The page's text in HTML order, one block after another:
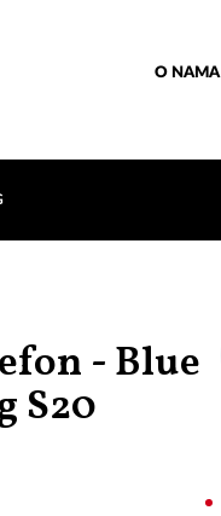
O NAMA
- Blue
S20